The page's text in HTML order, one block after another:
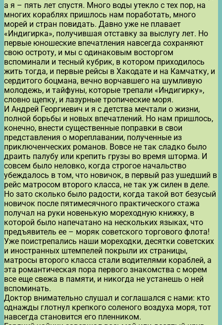
а я – пять лет спустя. Много воды утекло с тех пор, на
многих кораблях пришлось нам поработать, много
морей и стран повидать. Давно уже не плавает
«Индигирка», получившая отставку за выслугу лет. Но
первые юношеские впечатления навсегда сохраняют
свою остроту, и мы с одинаковым восторгом
вспоминали и тесный кубрик, в котором приходилось
жить тогда, и первые рейсы в Хакодате и на Камчатку, и
сердитого боцмана, вечно ворчавшего на шумливую
молодежь, и тайфуны, которые трепали «Индигирку»,
словно щепку, и лазурные тропические моря.
И Андрей Георгиевич и я с детства мечтали о жизни,
полной борьбы и новых впечатлений. Но нам пришлось,
конечно, внести существенные поправки в свои
представления о мореплавании, полученные из
приключенческих романов. Вовсе не так сладко было
драить палубу или крепить грузы во время шторма. И
совсем было неловко, когда строгое начальство
убеждалось в том, что новичок, в первый раз ушедший в
рейс матросом второго класса, не так уж силен в деле.
Но зато сколько было радости, когда такой вот безусый
новичок после пятимесячного практического стажа
получал на руки новенькую мореходную книжку, в
которой было напечатано на нескольких языках, что
предъявитель ее – моряк советского торгового флота!
Уже поистрепались наши мореходки, десятки советских
и иностранных штемпелей покрыли их страницы,
матросы второго класса стали водителями кораблей, а
эта романтическая пора первого знакомства с морем
все еще свежа в памяти, и никогда не устанешь о ней
вспоминать.
Доктор внимательно слушал и соглашался с нами: кто
однажды глотнул крепкого соленого воздуха моря, тот
навсегда становится его пленником.